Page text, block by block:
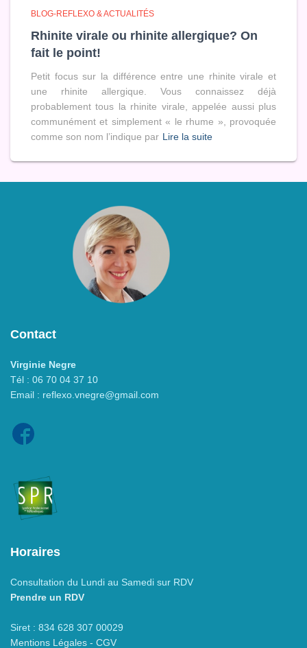
BLOG-REFLEXO & ACTUALITÉS
Rhinite virale ou rhinite allergique? On
fait le point!
Petit focus sur la différence entre une rhinite virale et
une rhinite allergique. Vous connaissez déjà
probablement tous la rhinite virale, appelée aussi plus
communément et simplement « le rhume », provoquée
comme son nom l’indique par Lire la suite
Contact
Virginie Negre
Tél : 06 70 04 37 10
Email : reflexo.vnegre@gmail.com
Horaires
Consultation du Lundi au Samedi sur RDV
Prendre un RDV
Siret : 834 628 307 00029
Mentions Légales - CGV